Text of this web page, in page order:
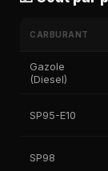
CARBURANT
Gazole
(Diesel)
SP95-E10
SP98